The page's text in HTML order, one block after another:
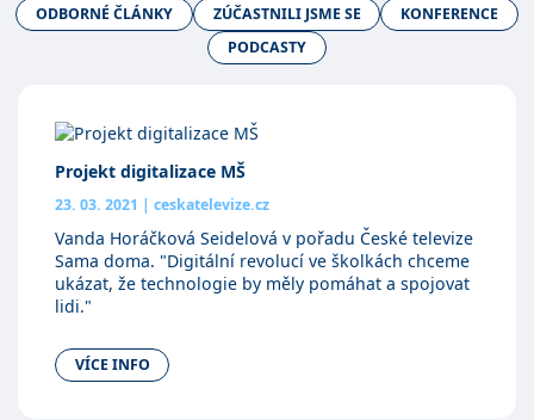
ODBORNÉ ČLÁNKY
ZÚČASTNILI JSME SE
KONFERENCE
PODCASTY
Projekt digitalizace MŠ
23. 03. 2021 | ceskatelevize.cz
Vanda Horáčková Seidelová v pořadu České televize
Sama doma. "Digitální revolucí ve školkách chceme
ukázat, že technologie by měly pomáhat a spojovat
lidi."
VÍCE INFO